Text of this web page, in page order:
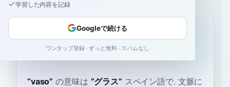
ホーム›スペイン語
vaso
VAH-soh ˈbaso
“vaso” の意味は “グラス” スペイン語で. 文脈に
学習した内容を記録
Googleで続ける
ワンタップ登録 · ずっと無料 · スパムなし